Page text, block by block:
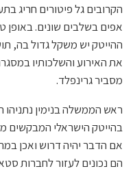
הקרובים גל פיטורים חריג
אפים בשלבים שונים.
ההייטק יש משקל גדול בה,
את האירוע והשלכותיו
מסביר גרינפלד.
ראש הממשלה בנימין נתניהו
בהייטק הישראלי המבקשים
אם הדבר יהיה דרוש ואכן
הם נכונים לעזור לחברות